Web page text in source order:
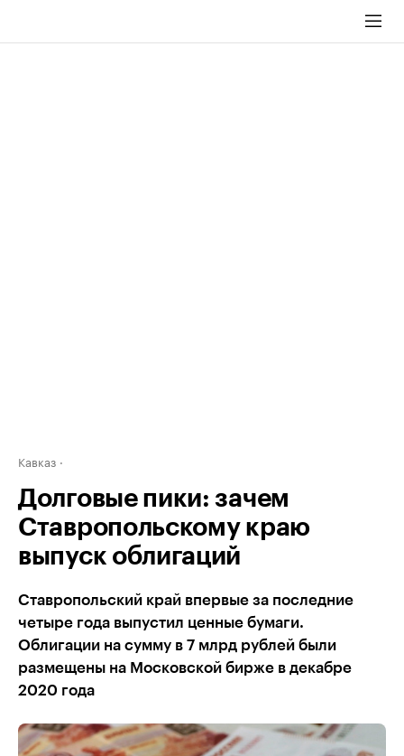
Кавказ
Долговые пики: зачем
Ставропольскому краю
выпуск облигаций
Ставропольский край впервые за последние
четыре года выпустил ценные бумаги.
Облигации на сумму в 7 млрд рублей были
размещены на Московской бирже в декабре
2020 года